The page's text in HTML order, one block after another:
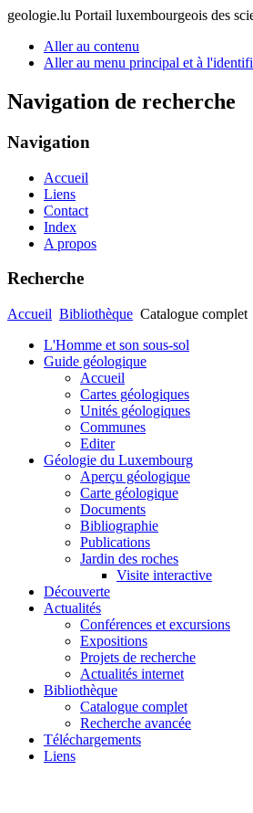
geologie.lu Portail luxembourgeois des
Aller au contenu
Aller au menu principal et à
Navigation de recherche
Navigation
Accueil
Liens
Contact
Index
A propos
Recherche
Accueil Bibliothèque Catalogue complet
L'Homme et son sous-sol
Guide géologique
Accueil
Cartes géologiques
Unités géologiques
Communes
Editer
Géologie du Luxembourg
Aperçu géologique
Carte géologique
Documents
Bibliographie
Publications
Jardin des roches
Visite interactive
Découverte
Actualités
Conférences et excursions
Expositions
Projets de recherche
Actualités internet
Bibliothèque
Catalogue complet
Recherche avancée
Téléchargements
Liens